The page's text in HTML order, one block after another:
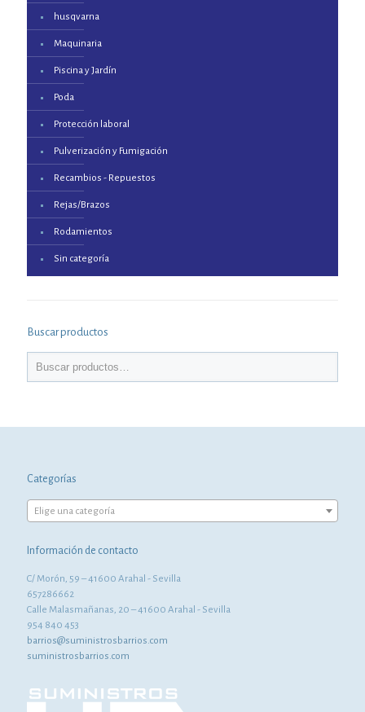
husqvarna
Maquinaria
Piscina y Jardín
Poda
Protección laboral
Pulverización y Fumigación
Recambios - Repuestos
Rejas/Brazos
Rodamientos
Sin categoría
Buscar productos
Categorías
Elige una categoría
Información de contacto
C/ Morón, 59 – 41600 Arahal - Sevilla
657286662
Calle Malasmañanas, 20 – 41600 Arahal - Sevilla
954 840 453
barrios@suministrosbarrios.com
suministrosbarrios.com